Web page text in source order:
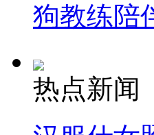
狗教练陪
热点新闻